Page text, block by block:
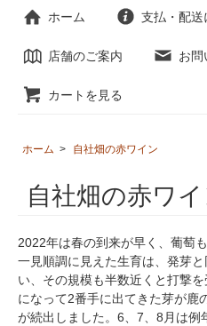
ホーム 支払・配送
店舗のご案内 お問
カートを見る
ホーム > 自社畑の赤ワイン
自社畑の赤ワ
2022年は春の到来が早く、葡萄
一見順調に見えた生育は、発芽
い、その規模も半数近くと打撃
になって2番手に出てきた芽が鹿
が続出しました。6、7、8月は例